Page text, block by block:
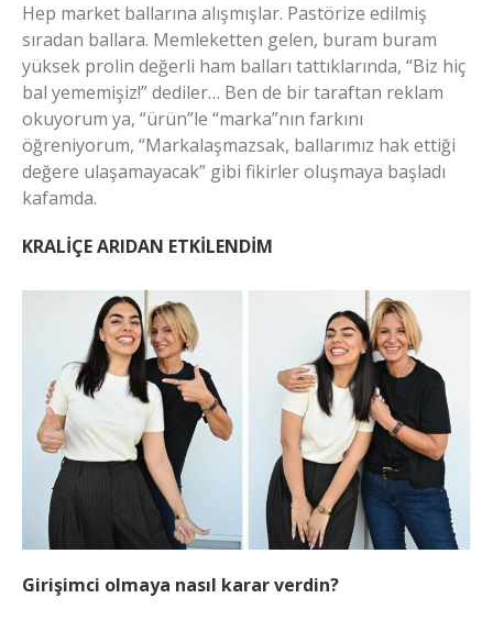
Hep market ballarına alışmışlar. Pastörize edilmiş
sıradan ballara. Memleketten gelen, buram buram
yüksek prolin değerli ham balları tattıklarında, “Biz hiç
bal yememişiz!” dediler… Ben de bir taraftan reklam
okuyorum ya, “ürün”le “marka”nın farkını
öğreniyorum, “Markalaşmazsak, ballarımız hak ettiği
değere ulaşamayacak” gibi fikirler oluşmaya başladı
kafamda.
KRALİÇE ARIDAN ETKİLENDİM
Girişimci olmaya nasıl karar verdin?